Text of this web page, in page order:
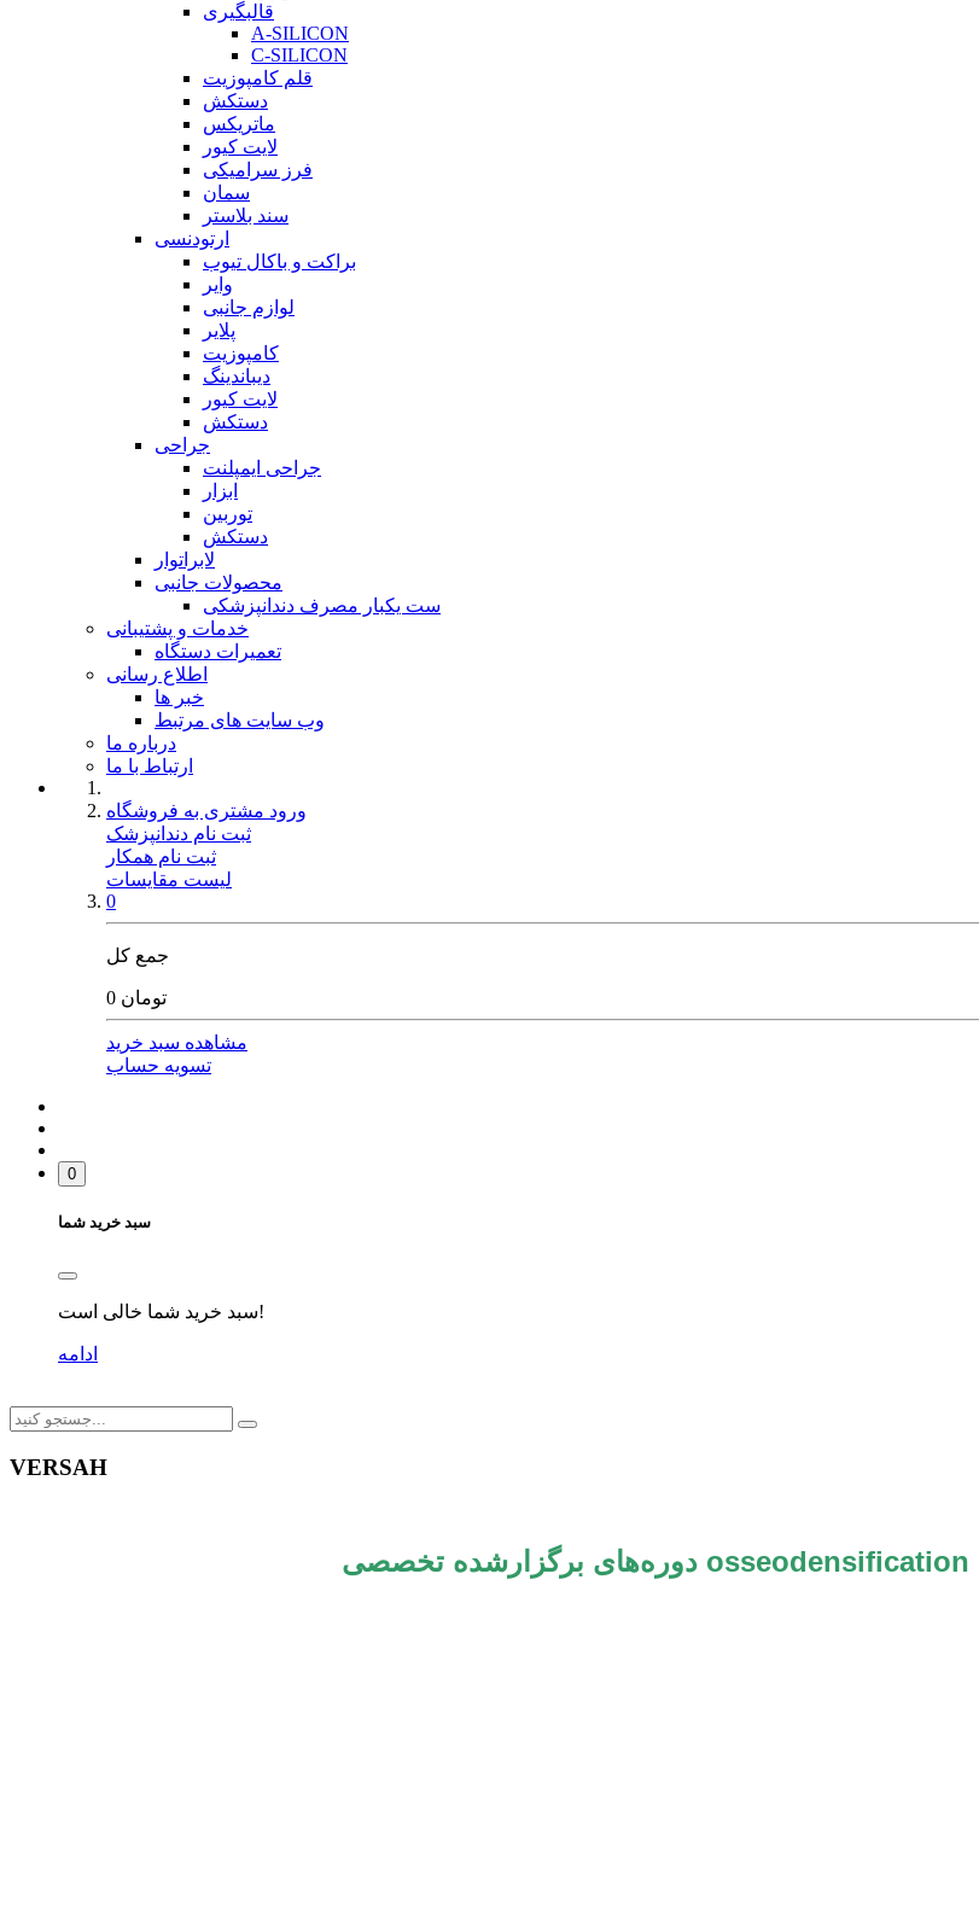
قالبگیری
A-SILICON
C-SILICON
قلم کامپوزیت
دستکش
ماتریکس
لایت کیور
فرز سرامیکی
سمان
سند بلاستر
ارتودنسی
براکت و باکال تیوب
وایر
لوازم جانبی
پلایر
کامپوزیت
دیباندینگ
لایت کیور
دستکش
جراحی
جراحی ایمپلنت
ابزار
توربین
دستکش
لابراتوار
محصولات جانبی
ست یکبار مصرف دندانپزشکی
خدمات و پشتیبانی
تعمیرات دستگاه
اطلاع رسانی
خبر ها
وب سایت های مرتبط
درباره ما
ارتباط با ما
ورود مشتری به فروشگاه
ثبت نام دندانپزشک
ثبت نام همکار
لیست مقایسات
0
جمع کل
0 تومان
مشاهده سبد خرید
تسویه حساب
0
سبد خرید شما
سبد خرید شما خالی است!
ادامه
VERSAH